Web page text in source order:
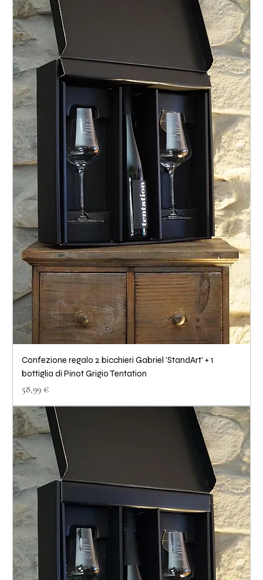
Confezione regalo 2 bicchieri Gabriel 'StandArt' + 1
bottiglia di Pinot Grigio Tentation
Prezzo
58,99 €